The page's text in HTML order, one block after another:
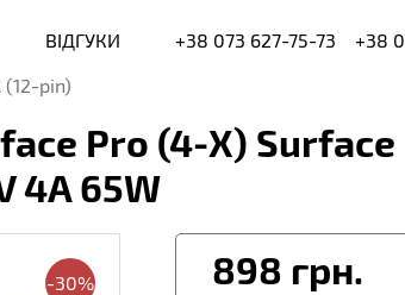
ВІДГУКИ +38 073 627-75-73
+38
(12-pin)
Pro (4-X) Surface
4A 65W
-30% 898 грн.